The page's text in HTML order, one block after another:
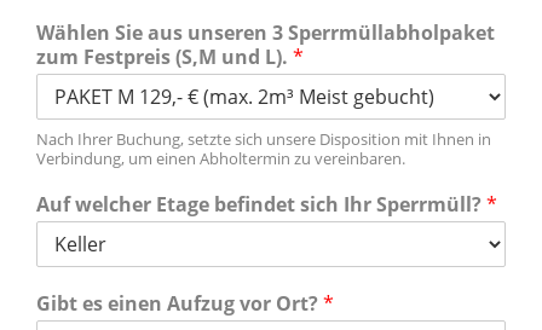
Wählen Sie aus unseren 3 Sperrmüllabholpaket
zum Festpreis (S,M und L). *
Nach Ihrer Buchung, setzte sich unsere Disposition mit Ihnen in
Verbindung, um einen Abholtermin zu vereinbaren.
Auf welcher Etage befindet sich Ihr Sperrmüll? *
Gibt es einen Aufzug vor Ort? *